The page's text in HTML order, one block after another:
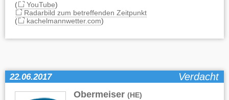
( YouTube)
Radarbild zum betreffenden Zeitpunkt
(
kachelmannwetter.com)
22.06.2017 Verdacht
Obermeiser (HE)